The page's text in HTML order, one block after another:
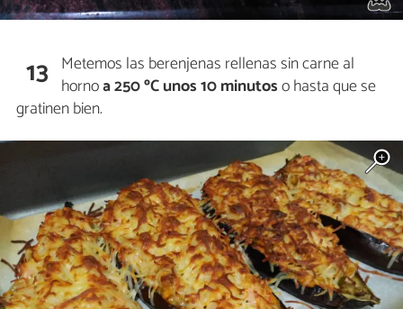
13 Metemos las berenjenas rellenas sin carne al
hornoa 250 ºC unos 10 minutoso hasta que se
gratinen bien.